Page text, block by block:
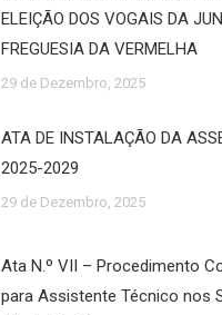
ELEIÇÃO DOS VOGAIS DA
FREGUESIA DA VERMELHA
29 de Dezembro, 2025
ATA DE INSTALAÇÃO DA
2025-2029
29 de Dezembro, 2025
Ata N.º VII – Procedimento
para Assistente Técnico nos